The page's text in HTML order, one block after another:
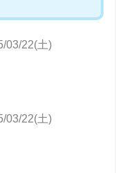
03/22(土)
03/22(土)